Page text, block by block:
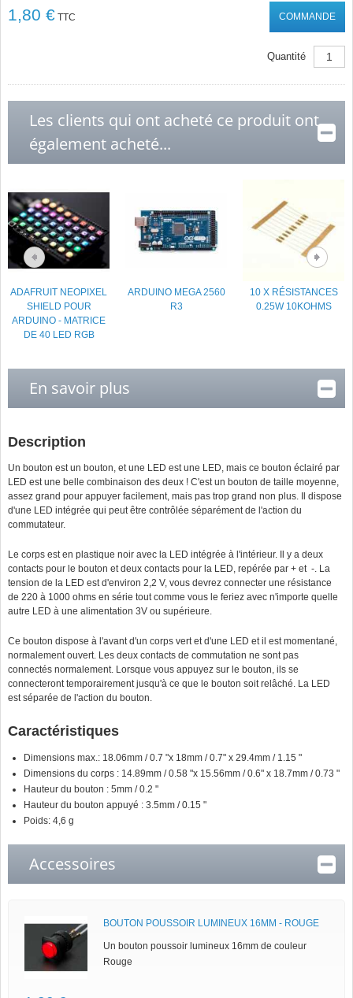
1,80 € TTC COMMANDE
Quantité
Les clients qui ont acheté ce produit ont
également acheté...
ADAFRUIT NEOPIXEL
SHIELD POUR
ARDUINO - MATRICE
DE 40 LED RGB
ARDUINO MEGA 2560
R3
10 X RÉSISTANCES
0.25W 10KOHMS
En savoir plus
Description
Un bouton est un bouton, et une LED est une LED, mais ce bouton éclairé par
LED est une belle combinaison des deux ! C'est un bouton de taille moyenne,
assez grand pour appuyer facilement, mais pas trop grand non plus. Il dispose
d'une LED intégrée qui peut être contrôlée séparément de l'action du
commutateur.
Le corps est en plastique noir avec la LED intégrée à l'intérieur. Il y a deux
contacts pour le bouton et deux contacts pour la LED, repérée par + et -. La
tension de la LED est d'environ 2,2 V, vous devrez connecter une résistance
de 220 à 1000 ohms en série tout comme vous le feriez avec n'importe quelle
autre LED à une alimentation 3V ou supérieure.
Ce bouton dispose à l'avant d'un corps vert et d'une LED et il est momentané,
normalement ouvert. Les deux contacts de commutation ne sont pas
connectés normalement. Lorsque vous appuyez sur le bouton, ils se
connecteront temporairement jusqu'à ce que le bouton soit relâché. La LED
est séparée de l'action du bouton.
Caractéristiques
Dimensions max.: 18.06mm / 0.7 "x 18mm / 0.7" x 29.4mm / 1.15 "
Dimensions du corps : 14.89mm / 0.58 "x 15.56mm / 0.6" x 18.7mm / 0.73 "
Hauteur du bouton : 5mm / 0.2 "
Hauteur du bouton appuyé : 3.5mm / 0.15 "
Poids: 4,6 g
Accessoires
BOUTON POUSSOIR LUMINEUX 16MM - ROUGE
Un bouton poussoir lumineux 16mm de couleur
Rouge